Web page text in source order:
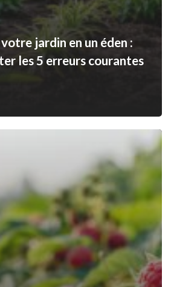
jardin en un éden :
les 5 erreurs courantes